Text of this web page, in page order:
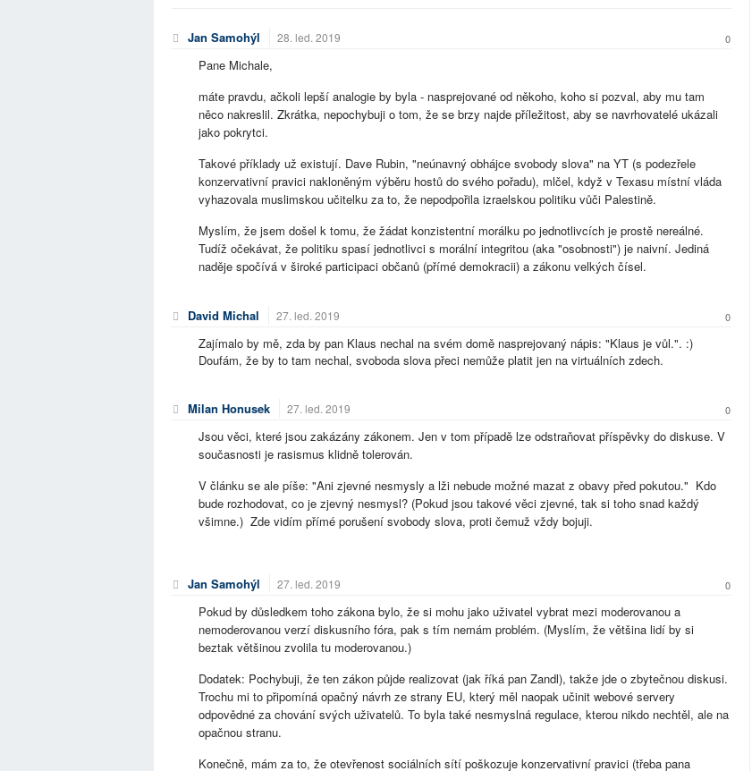
Jan Samohýl 28. led. 2019 0
Pane Michale,
máte pravdu, ačkoli lepší analogie by byla - nasprejované od někoho, koho si pozval, aby mu tam
něco nakreslil. Zkrátka, nepochybuji o tom, že se brzy najde příležitost, aby se navrhovatelé ukázali
jako pokrytci.
Takové příklady už existují. Dave Rubin, "neúnavný obhájce svobody slova" na YT (s podezřele
konzervativní pravici nakloněným výběru hostů do svého pořadu), mlčel, když v Texasu místní vláda
vyhazovala muslimskou učitelku za to, že nepodpořila izraelskou politiku vůči Palestině.
Myslím, že jsem došel k tomu, že žádat konzistentní morálku po jednotlivcích je prostě nereálné.
Tudíž očekávat, že politiku spasí jednotlivci s morální integritou (aka "osobnosti") je naivní. Jediná
naděje spočívá v široké participaci občanů (přímé demokracii) a zákonu velkých čísel.
David Michal 27. led. 2019 0
Zajímalo by mě, zda by pan Klaus nechal na svém domě nasprejovaný nápis: "Klaus je vůl.". :)
Doufám, že by to tam nechal, svoboda slova přeci nemůže platit jen na virtuálních zdech.
Milan Honusek 27. led. 2019 0
Jsou věci, které jsou zakázány zákonem. Jen v tom případě lze odstraňovat příspěvky do diskuse. V
současnosti je rasismus klidně tolerován.
V článku se ale píše: "Ani zjevné nesmysly a lži nebude možné mazat z obavy před pokutou." Kdo
bude rozhodovat, co je zjevný nesmysl? (Pokud jsou takové věci zjevné, tak si toho snad každý
všimne.) Zde vidím přímé porušení svobody slova, proti čemuž vždy bojuji.
Jan Samohýl 27. led. 2019 0
Pokud by důsledkem toho zákona bylo, že si mohu jako uživatel vybrat mezi moderovanou a
nemoderovanou verzí diskusního fóra, pak s tím nemám problém. (Myslím, že většina lidí by si
beztak většinou zvolila tu moderovanou.)
Dodatek: Pochybuji, že ten zákon půjde realizovat (jak říká pan Zandl), takže jde o zbytečnou diskusi.
Trochu mi to připomíná opačný návrh ze strany EU, který měl naopak učinit webové servery
odpovědné za chování svých uživatelů. To byla také nesmyslná regulace, kterou nikdo nechtěl, ale na
opačnou stranu.
Konečně, mám za to, že otevřenost sociálních sítí poškozuje konzervativní pravici (třeba pana